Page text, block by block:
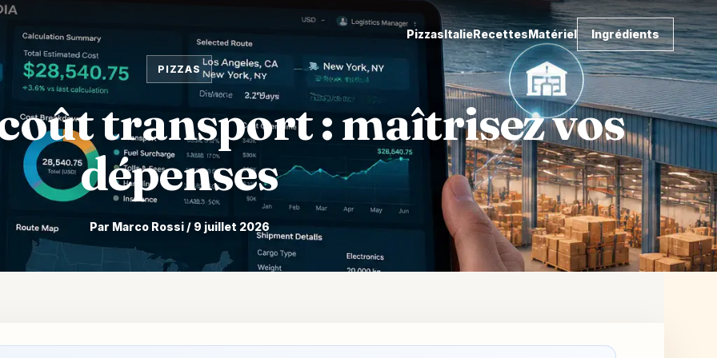
PizzasItalieRecettesMatériel Ingrédients
PIZZAS
transport : maîtrisez vos
dépenses
Par Marco Rossi / 9 juillet 2026